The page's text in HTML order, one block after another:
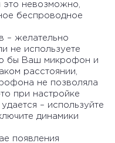
это невозможно,
беспроводное
– желательно
не используете
бы Ваш микрофон и
расстоянии,
не позволяла
при настройке
– используйте
динамики
появления